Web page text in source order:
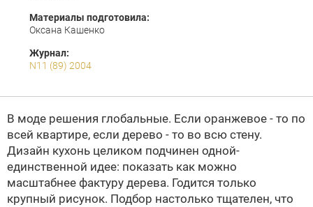
Материалы подготовила:
Оксана Кашенко
Журнал:
N11 (89) 2004
В моде решения глобальные. Если оранжевое - то по
всей квартире, если дерево - то во всю стену.
Дизайн кухонь целиком подчинен одной-
единственной идее: показать как можно
масштабнее фактуру дерева. Годится только
крупный рисунок. Подбор настолько тщателен, что